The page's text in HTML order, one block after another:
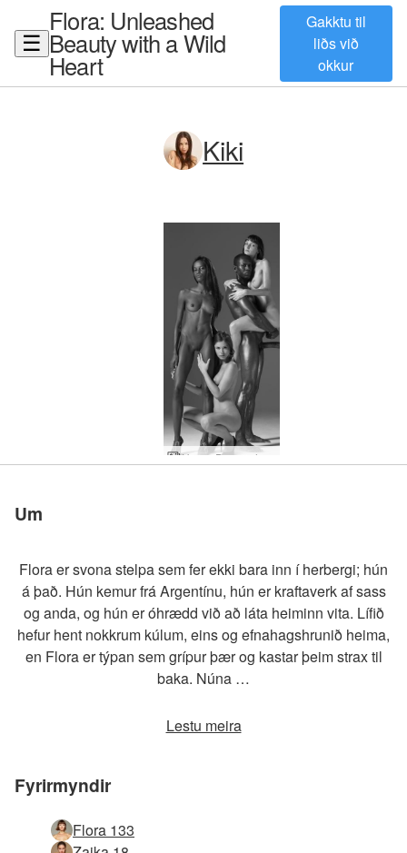
☰
Flora: Unleashed
Beauty with a Wild
Heart
Gakktu til
liðs við
okkur
Kiki
Hegre Draumaheimur
Um
Flora er svona stelpa sem fer ekki bara inn í herbergi; hún
á það. Hún kemur frá Argentínu, hún er kraftaverk af sass
og anda, og hún er óhrædd við að láta heiminn vita. Lífið
hefur hent nokkrum kúlum, eins og efnahagshrunið heima,
en Flora er týpan sem grípur þær og kastar þeim strax til
baka. Núna …
Lestu meira
Fyrirmyndir
Flora 133